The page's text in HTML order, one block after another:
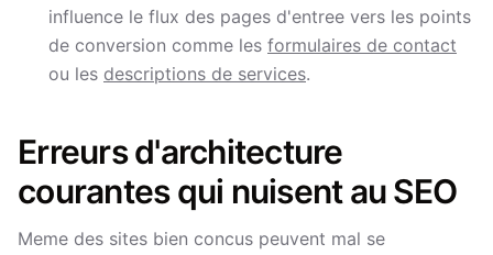
influence le flux des pages d'entree vers les points
de conversion comme les formulaires de contact
ou les descriptions de services.
Erreurs d'architecture
courantes qui nuisent au SEO
Meme des sites bien concus peuvent mal se